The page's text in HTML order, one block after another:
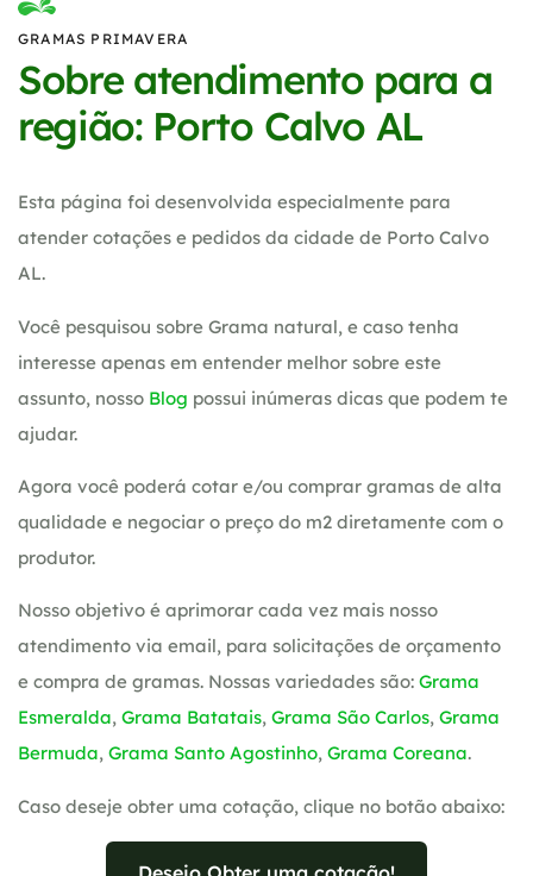
GRAMAS PRIMAVERA
Sobre atendimento para a
região: Porto Calvo AL
Esta página foi desenvolvida especialmente para
atender cotações e pedidos da cidade de Porto Calvo
AL.
Você pesquisou sobre Grama natural, e caso tenha
interesse apenas em entender melhor sobre este
assunto, nosso Blog possui inúmeras dicas que podem te
ajudar.
Agora você poderá cotar e/ou comprar gramas de alta
qualidade e negociar o preço do m2 diretamente com o
produtor.
Nosso objetivo é aprimorar cada vez mais nosso
atendimento via email, para solicitações de orçamento
e compra de gramas. Nossas variedades são: Grama
Esmeralda, Grama Batatais, Grama São Carlos, Grama
Bermuda, Grama Santo Agostinho, Grama Coreana.
Caso deseje obter uma cotação, clique no botão abaixo: